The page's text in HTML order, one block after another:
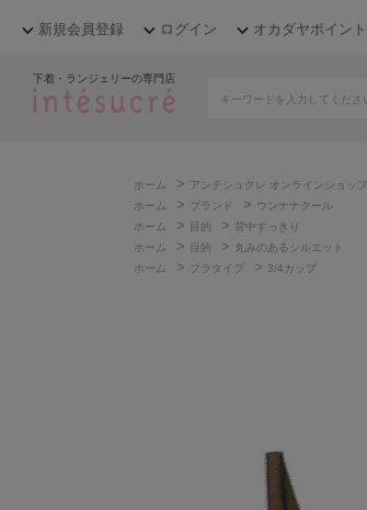
新規会員登録 ログイン オカダヤポイント
下着・ランジェリーの専門店
ホーム > アンテシュクレ オンラインショップ
ホーム
> ブランド > ウンナナクール
ホーム
> 目的 >
背中すっきり
ホーム
> 目的 > 丸みのあるシルエット
ホーム
> ブラタイプ > 3/4カップ